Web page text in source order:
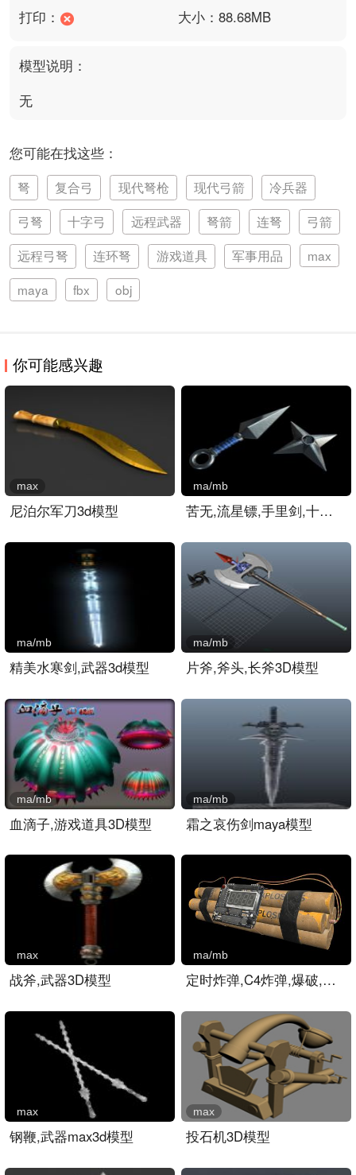
打印：
大小：88.68MB
模型说明：
无
您可能在找这些：
弩 复合弓 现代弩枪 现代弓箭
冷兵器
弓弩
十字弓 远程武器 弩箭 连弩
弓箭
远程弓弩
连环弩 游戏道具 军事用品
max
maya
fbx obj
你可能感兴趣
尼泊尔军刀3d模型
max
苦无,流星镖,手里剑,十字镖..
ma/mb
精美水寒剑,武器3d模型
ma/mb
片斧,斧头,长斧3D模型
ma/mb
血滴子,游戏道具3D模型
ma/mb
霜之哀伤剑maya模型
ma/mb
战斧,武器3D模型
max
定时炸弹,C4炸弹,爆破,手雷..
ma/mb
钢鞭,武器max3d模型
max
投石机3D模型
max